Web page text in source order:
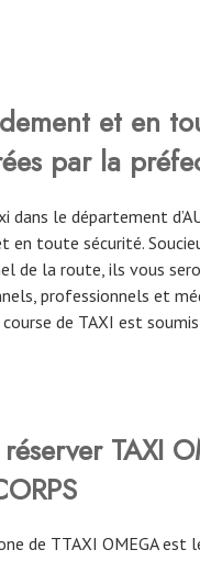
et en
par la
dans le département
en toute sécurité.
de la route, ils vous
professionnels et
course de TAXI est
TAXI
de TTAXI OMEGA est